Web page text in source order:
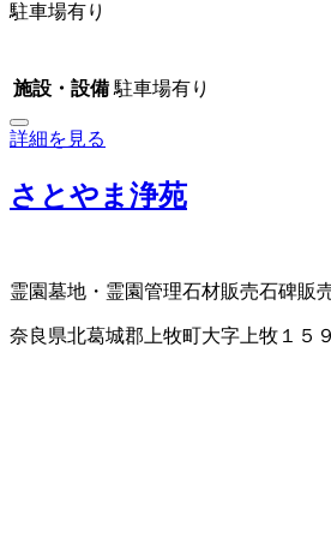
駐車場有り
施設・設備 駐車場有り
詳細を見る
さとやま浄苑
霊園墓地・霊園管理石材販売石碑販
奈良県北葛城郡上牧町大字上牧１５